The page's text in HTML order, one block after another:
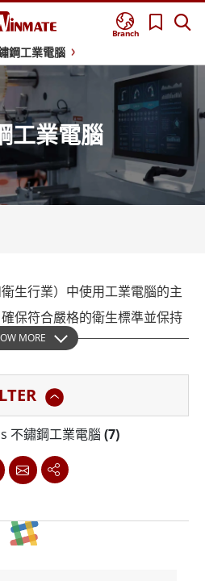
Branch
鋼工業電腦
工業電腦
生行業）中使用工業電腦的主
保符合嚴格的衛生標準並保持
強大的接口，可促進生產環境
預並最大限度地降低污染風
認證的工業電腦，範圍從 IP65
制的多種安裝選項。這種多功
系統中，無論是壁掛式、面板
MORE
不鏽鋼工業電腦 (7)